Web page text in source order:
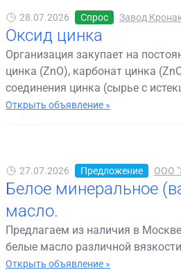
28.07.2026 Спрос Завод
Оксид цинка
Организация закупает на
цинка (ZnO), карбонат цинка
соединения цинка (сырье с
Открыть объявление »
27.07.2026 Предложение ООО
Белое минеральное
масло.
Предлагаем из наличия в
белые масло различной
Открыть объявление »